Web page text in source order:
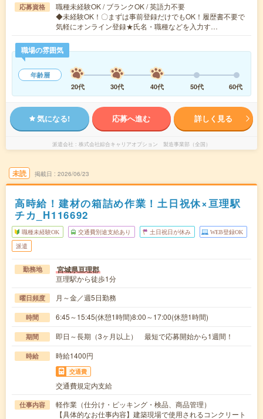
応募資格
職種未経験OK / ブランクOK / 英語力不要
◆未経験OK！〇まずは事前登録だけでもOK！履歴書不要で
気軽にオンライン登録★氏名・職種などを入力す…
職場の雰囲気
年齢層
20代
30代 40代 50代 60代
気になる! 応募へ進む 詳しく見る
派遣会社 株式会社綜合キャリアオプション 製造事業部（全国）
未読 掲載日 2026/06/23
高時給！建材の箱詰め作業！土日祝休×亘理駅
チカ_H116692
職種未経験OK 交通費別途支給あり 土日祝日が休み WEB登録OK
派遣
勤務地 宮城県亘理郡
亘理駅から徒歩1分
曜日頻度 月～金／週5日勤務
時間 6:45～15:45(休憩1時間)8:00～17:00(休憩1時間)
期間 即日～長期（3ヶ月以上） 最短で応募開始から1週間！
時給 時給1400円
交通費
交通費規定内支給
仕事内容
軽作業（仕分け・ピッキング・検品、商品管理）
【具体的なお仕事内容】建築現場で使用されるコンクリート